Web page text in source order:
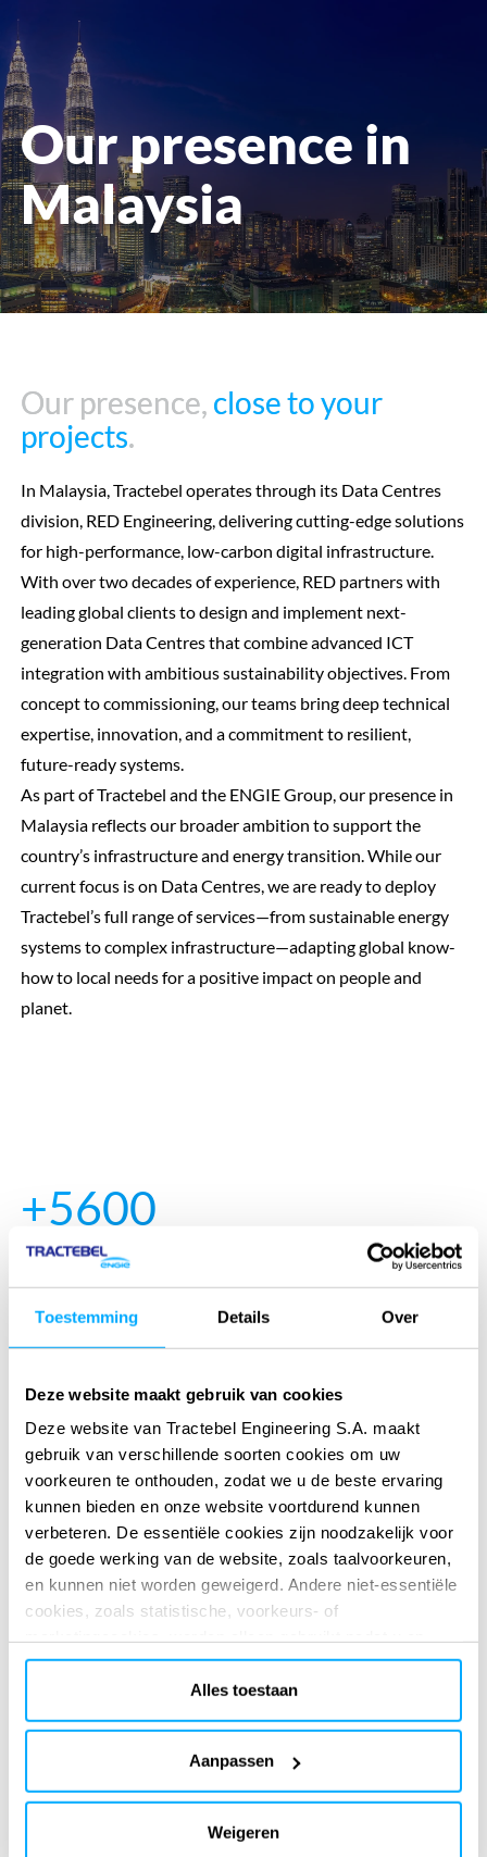
Toestemming Details Over
Deze website maakt gebruik van cookies
Deze website van Tractebel Engineering S.A. maakt
gebruik van verschillende soorten cookies om uw
voorkeuren te onthouden, zodat we u de beste ervaring
kunnen bieden en onze website voortdurend kunnen
verbeteren. De essentiële cookies zijn noodzakelijk voor
de goede werking van de website, zoals taalvoorkeuren,
en kunnen niet worden geweigerd. Andere niet-essentiële
cookies, zoals statistische, voorkeurs- of
“Alles accepteren” hebt geklikt. Voor meer informatie kunt
u ons cookiebeleid lezen in de sectie ‘Over’ en onderaan
onze website.
Alles toestaan
Aanpassen
Weigeren
Our presence in
Malaysia
Our presence, close to your
projects.
Our presence, close to your
projects.
In Malaysia, Tractebel operates through its Data Centres
division, RED Engineering, delivering cutting-edge solutions
for high-performance, low-carbon digital infrastructure.
With over two decades of experience, RED partners with
leading global clients to design and implement next-
generation Data Centres that combine advanced ICT
integration with ambitious sustainability objectives. From
concept to commissioning, our teams bring deep technical
expertise, innovation, and a commitment to resilient,
future-ready systems.
As part of Tractebel and the ENGIE Group, our presence in
Malaysia reflects our broader ambition to support the
country’s infrastructure and energy transition. While our
current focus is on Data Centres, we are ready to deploy
Tractebel’s full range of services—from sustainable energy
systems to complex infrastructure—adapting global know-
how to local needs for a positive impact on people and
planet.
+5600
passionate experts worldwide
+150
years of experience
40
presence in 40 countries
Our offices inMalaysia
Our offices inMalaysia
RED Engineering Tractebel (Malaysia)
Unit B326, Block B, Spaces
Platinum Sentral, Jalan Stesen
Sentral 2, 50470 Kuala Lumpur,